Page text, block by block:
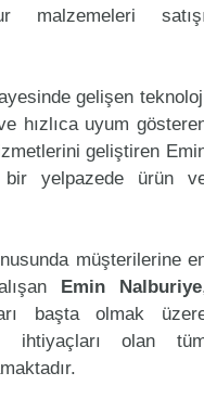
malzemeleri
gelişen
hızlıca uyum
geliştiren
bir yelpazede ürün
müşterilerine
Emin Nalburiye
başta olmak
ihtiyaçları olan